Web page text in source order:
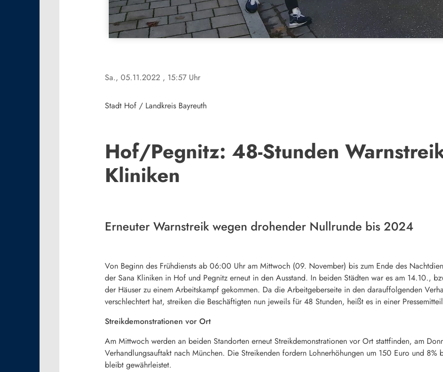
Sa., 05.11.2022 , 15:57 Uhr
Stadt Hof / Landkreis Bayreuth
Hof/Pegnitz: 48-Stunden
Kliniken
Erneuter Warnstreik wegen drohender Nullrunde bis 2024
Von Beginn des Frühdiensts ab 06:00 Uhr am Mittwoch (09. November) bis zum Ende des
der Sana Kliniken in Hof und Pegnitz erneut in den Ausstand. In beiden Städten war es am 14.10.,
der Häuser zu einem Arbeitskampf gekommen. Da die Arbeitgeberseite in den darauffolgenden
verschlechtert hat, streiken die Beschäftigten nun jeweils für 48 Stunden, heißt es in einer
Streikdemonstrationen vor Ort
Am Mittwoch werden an beiden Standorten erneut Streikdemonstrationen vor Ort stattfinden, am
Verhandlungsauftakt nach München. Die Streikenden fordern Lohnerhöhungen um 150 Euro und
bleibt gewährleistet.